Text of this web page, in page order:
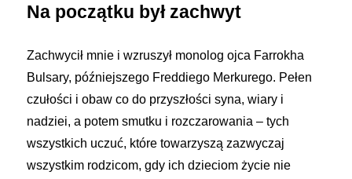
Na początku był zachwyt
Zachwycił mnie i wzruszył monolog ojca Farrokha
Bulsary, późniejszego Freddiego Merkurego. Pełen
czułości i obaw co do przyszłości syna, wiary i
nadziei, a potem smutku i rozczarowania – tych
wszystkich uczuć, które towarzyszą zazwyczaj
wszystkim rodzicom, gdy ich dzieciom życie nie